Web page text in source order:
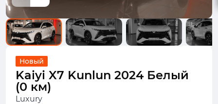
Новый
Kaiyi X7 Kunlun 2024 Белый
(0 км)
Luxury